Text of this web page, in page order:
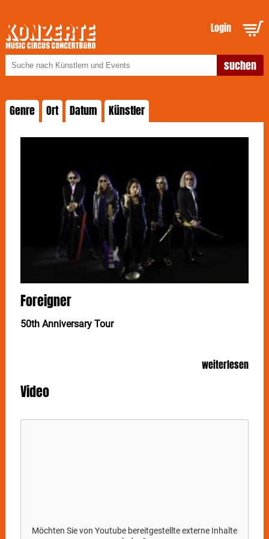
Login
Genre Ort Datum Künstler
Foreigner
50th Anniversary Tour
Ein halbes Jahrhundert Rockgeschichte: FOREIGNER
feiern ihr 50-jähriges Bandjubiläum! Das Gastspiel in
Stuttgart steigt Open Air am 23. Juni auf der
Freilichtbühne auf dem Killesberg.
Mit zehn Multi-Platin-Alben, 16 Top-30-Hits und über
Meilenstein der Bandkarriere.
weiterlesen
Video
Möchten Sie von Youtubebereitgestellte externe Inhalte